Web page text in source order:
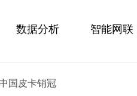
数据分析 智能网联
国皮卡销冠